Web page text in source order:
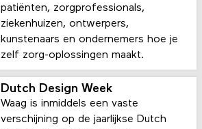
patiënten, zorgprofessionals,
ziekenhuizen, ontwerpers,
kunstenaars en ondernemers hoe je
zelf zorg-oplossingen maakt.
Dutch Design Week
Waag is inmiddels een vaste
verschijning op de jaarlijkse Dutch